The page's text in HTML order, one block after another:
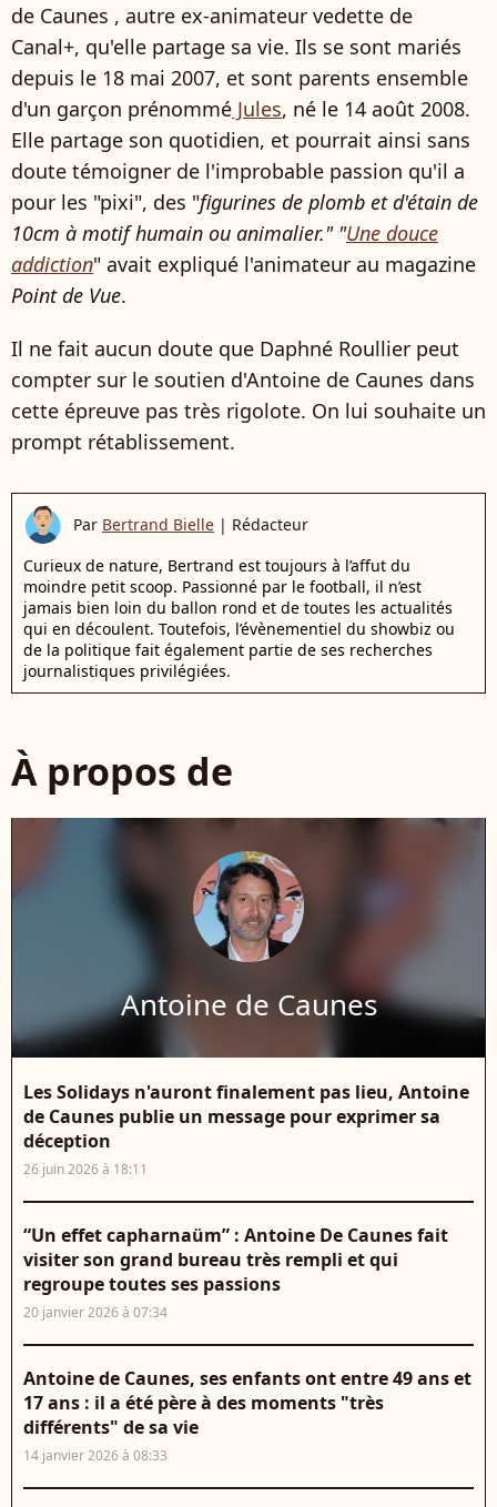
de Caunes , autre ex-animateur vedette de
Canal+, qu'elle partage sa vie. Ils se sont mariés
depuis le 18 mai 2007, et sont parents ensemble
d'un garçon prénommé Jules, né le 14 août 2008.
Elle partage son quotidien, et pourrait ainsi sans
doute témoigner de l'improbable passion qu'il a
pour les "pixi", des "figurines de plomb et d'étain de
10cm à motif humain ou animalier." "Une douce
addiction" avait expliqué l'animateur au magazine
Point de Vue.
Il ne fait aucun doute que Daphné Roullier peut
compter sur le soutien d'Antoine de Caunes dans
cette épreuve pas très rigolote. On lui souhaite un
prompt rétablissement.
Par Bertrand Bielle | Rédacteur
Curieux de nature, Bertrand est toujours à l’affut du
moindre petit scoop. Passionné par le football, il n’est
jamais bien loin du ballon rond et de toutes les actualités
qui en découlent. Toutefois, l’évènementiel du showbiz ou
de la politique fait également partie de ses recherches
journalistiques privilégiées.
À propos de
Antoine de Caunes
Les Solidays n'auront finalement pas lieu, Antoine
de Caunes publie un message pour exprimer sa
déception
26 juin 2026 à 18:11
“Un effet capharnaüm” : Antoine De Caunes fait
visiter son grand bureau très rempli et qui
regroupe toutes ses passions
20 janvier 2026 à 07:34
Antoine de Caunes, ses enfants ont entre 49 ans et
17 ans : il a été père à des moments "très
différents" de sa vie
14 janvier 2026 à 08:33